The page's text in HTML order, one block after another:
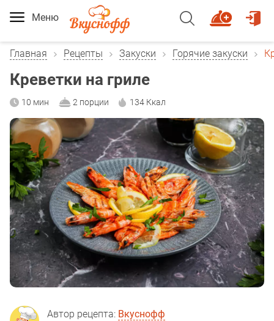
Меню
Главная Рецепты Закуски Горячие закуски
Креветки на гриле
10 мин 2 порции 134 Ккал
Автор рецепта: Вкуснофф